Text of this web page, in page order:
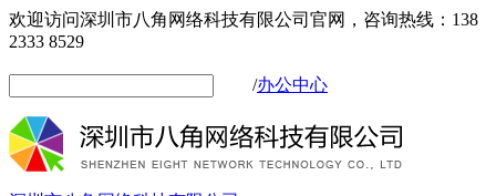
欢迎访问深圳市八角网络科技有限公司官网，咨询热线：138
2333 8529
/办公中心